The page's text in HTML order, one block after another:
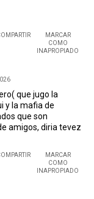
MARCAR
COMO
INAPROPIADO
que jugo la
y la mafia de
que son
amigos, diria tevez
MARCAR
COMO
INAPROPIADO